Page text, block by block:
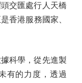
交匯處行人天橋
香港服務國家、
科學，從先進製
有的力度，透過